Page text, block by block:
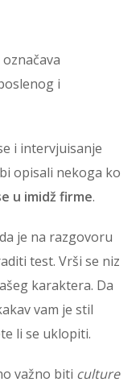
i
i intervjuisanje
opisali nekoga ko
u imidž firme.
je na razgovoru
test. Vrši se niz
karaktera. Da
vam je stil
li se uklopiti.
važno biti culture